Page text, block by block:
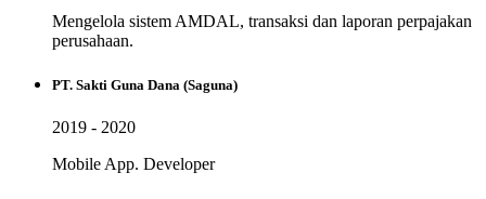
Mengelola sistem AMDAL, transaksi dan laporan perpajakan
perusahaan.
PT. Sakti Guna Dana (Saguna)
2019 - 2020
Mobile App. Developer